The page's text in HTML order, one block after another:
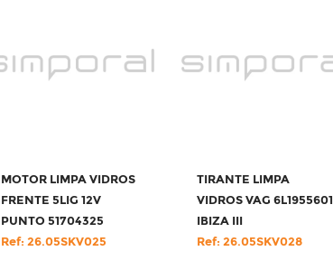
MOTOR LIMPA VIDROS
FRENTE 5LIG 12V
PUNTO 51704325
Ref: 26.05SKV025
TIRANTE LIMPA
VIDROS VAG 6L1955601
IBIZA III
Ref: 26.05SKV028